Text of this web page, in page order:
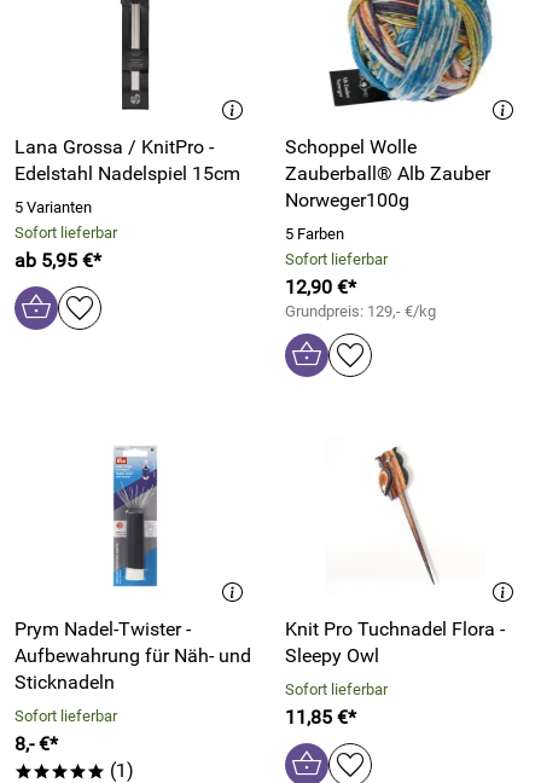
Lana Grossa / KnitPro -
Edelstahl Nadelspiel 15cm
5 Varianten
Sofort lieferbar
ab 5,95 €*
Schoppel Wolle
Zauberball® Alb Zauber
Norweger100g
5 Farben
Sofort lieferbar
12,90 €*
Grundpreis: 129,- €/kg
Prym Nadel-Twister -
Aufbewahrung für Näh- und
Sticknadeln
Sofort lieferbar
8,- €*
***** (1)
Knit Pro Tuchnadel Flora -
Sleepy Owl
Sofort lieferbar
11,85 €*